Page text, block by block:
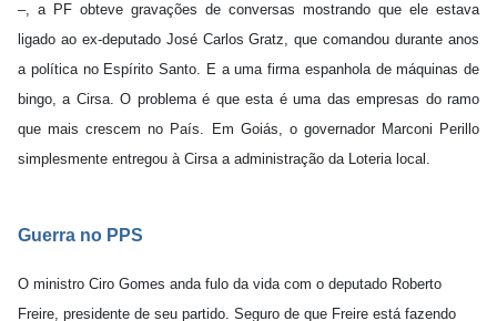
–, a PF obteve gravações de conversas mostrando que ele estava
ligado ao ex-deputado José Carlos Gratz, que comandou durante anos
a política no Espírito Santo. E a uma firma espanhola de máquinas de
bingo, a Cirsa. O problema é que esta é uma das empresas do ramo
que mais crescem no País. Em Goiás, o governador Marconi Perillo
simplesmente entregou à Cirsa a administração da Loteria local.
Guerra no PPS
O ministro Ciro Gomes anda fulo da vida com o deputado Roberto
Freire, presidente de seu partido. Seguro de que Freire está fazendo